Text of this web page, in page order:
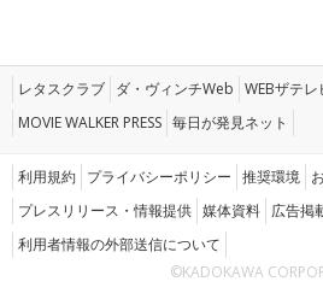
レタスクラブ ダ・ヴィンチWeb WEBザテ
MOVIE WALKER PRESS 毎日が発見ネット
利用規約 プライバシーポリシー 推奨環境
プレスリリース・情報提供 媒体資料 広告掲
利用者情報の外部送信について
©KADOKAWA